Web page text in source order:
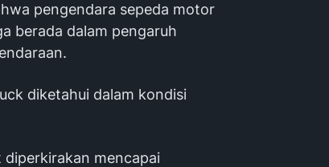
pengendara sepeda motor
berada dalam pengaruh
diketahui dalam kondisi
mencapai